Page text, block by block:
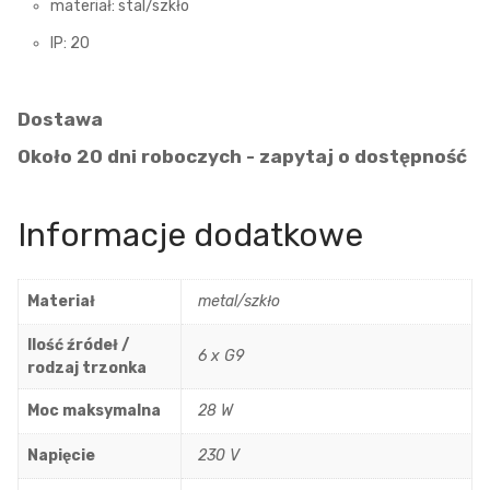
materiał: stal/szkło
IP: 20
Dostawa
Około 20 dni roboczych - zapytaj o dostępność
Informacje dodatkowe
Materiał metal/szkło
Ilość źródeł /
rodzaj trzonka
6 x G9
Moc maksymalna 28 W
Napięcie 230 V